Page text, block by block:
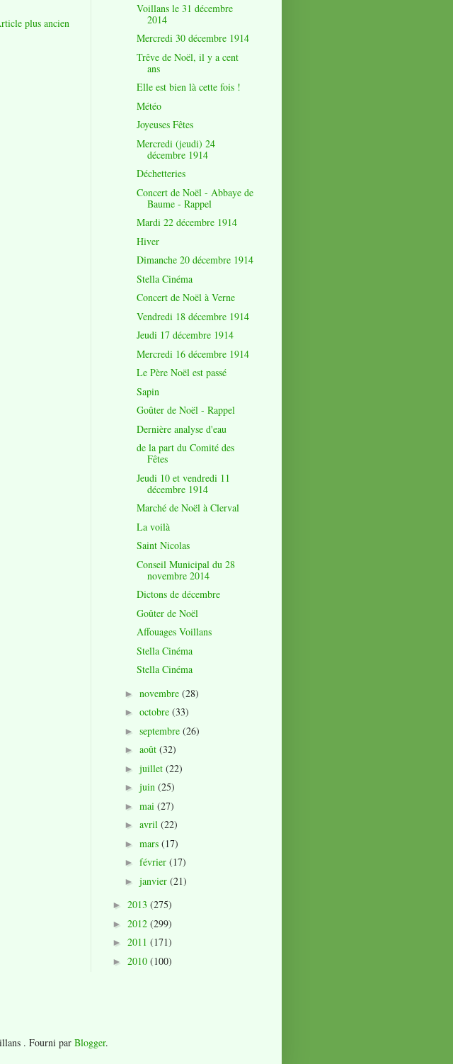
plus ancien
Voillans le 31 décembre
2014
Mercredi 30 décembre 1914
Trêve de Noël, il y a cent
ans
Elle est bien là cette fois !
Météo
Joyeuses Fêtes
Mercredi (jeudi) 24
décembre 1914
Déchetteries
Concert de Noël - Abbaye de
Baume - Rappel
Mardi 22 décembre 1914
Hiver
Dimanche 20 décembre 1914
Stella Cinéma
Concert de Noël à Verne
Vendredi 18 décembre 1914
Jeudi 17 décembre 1914
Mercredi 16 décembre 1914
Le Père Noël est passé
Sapin
Goûter de Noël - Rappel
Dernière analyse d'eau
de la part du Comité des
Fêtes
Jeudi 10 et vendredi 11
décembre 1914
Marché de Noël à Clerval
La voilà
Saint Nicolas
Conseil Municipal du 28
novembre 2014
Dictons de décembre
Goûter de Noël
Affouages Voillans
Stella Cinéma
Stella Cinéma
► novembre (28)
► octobre (33)
► septembre (26)
► août (32)
► juillet (22)
► juin (25)
► mai (27)
► avril (22)
► mars (17)
► février (17)
► janvier (21)
► 2013 (275)
► 2012 (299)
► 2011 (171)
► 2010 (100)
. Fourni par Blogger.